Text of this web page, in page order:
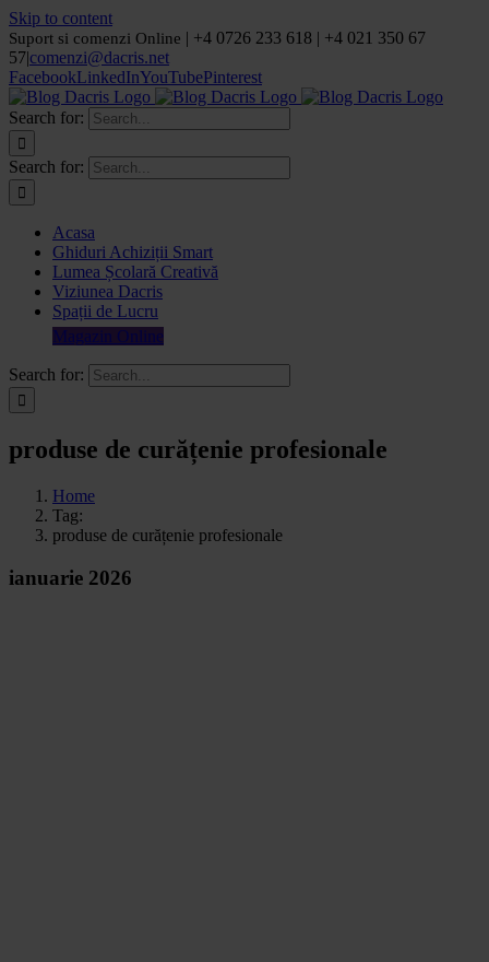
Skip to content
Suport si comenzi Online | +4 0726 233 618 | +4 021 350 67
57|comenzi@dacris.net
FacebookLinkedInYouTubePinterest
Search for:
Search for:
Acasa
Ghiduri Achiziții Smart
Lumea Școlară Creativă
Viziunea Dacris
Spații de Lucru
Magazin Online
Search for:
produse de curățenie profesionale
Home
Tag:
produse de curățenie profesionale
ianuarie 2026